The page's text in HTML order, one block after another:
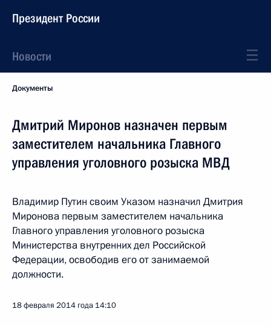
Президент России
Новости
Документы
Дмитрий Миронов назначен первым
заместителем начальника Главного
управления уголовного розыска МВД
Владимир Путин своим Указом назначил Дмитрия
Миронова первым заместителем начальника
Главного управления уголовного розыска
Министерства внутренних дел Российской
Федерации, освободив его от занимаемой
должности.
18 февраля 2014 года 14:10